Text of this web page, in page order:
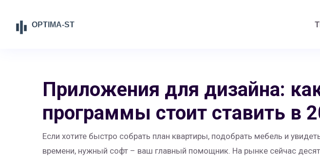
Приложения для дизайна:
программы стоит ставить в
Если хотите быстро собрать план квартиры, подобрать мебель и
времени, нужный софт – ваш главный помощник. На рынке сейчас